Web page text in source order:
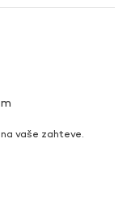
vaše zahteve.